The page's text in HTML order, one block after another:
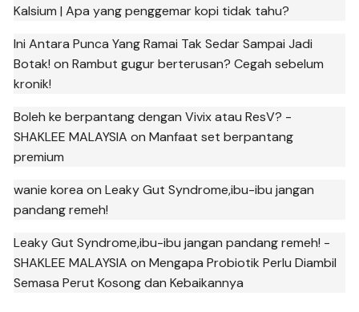
Kalsium | Apa yang penggemar kopi tidak tahu?
Ini Antara Punca Yang Ramai Tak Sedar Sampai Jadi
Botak! onRambut gugur berterusan? Cegah sebelum
kronik!
Boleh ke berpantang dengan Vivix atau ResV? -
SHAKLEE MALAYSIA onManfaat set berpantang
premium
wanie korea onLeaky Gut Syndrome,ibu-ibu jangan
pandang remeh!
Leaky Gut Syndrome,ibu-ibu jangan pandang remeh! -
SHAKLEE MALAYSIA onMengapa Probiotik Perlu Diambil
Semasa Perut Kosong dan Kebaikannya